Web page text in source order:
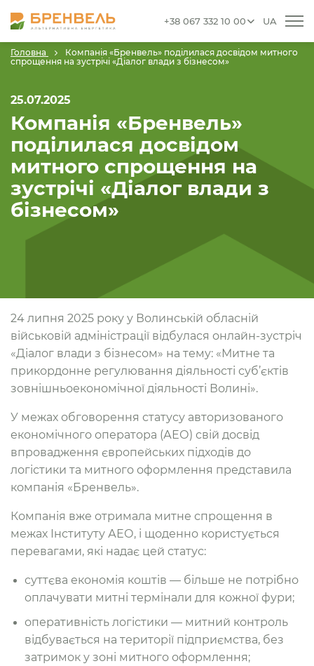
+38 067 332 10 00 UA
Головна
Компанія «Бренвель» поділилася досвідом митного
спрощення на зустрічі «Діалог влади з бізнесом»
25.07.2025
Компанія «Бренвель»
поділилася досвідом
митного спрощення на
зустрічі «Діалог влади з
бізнесом»
24 липня 2025 року у Волинській обласній
військовій адміністрації відбулася онлайн-зустріч
«Діалог влади з бізнесом» на тему: «Митне та
прикордонне регулювання діяльності суб’єктів
зовнішньоекономічної діяльності Волині».
У межах обговорення статусу авторизованого
економічного оператора (АЕО) свій досвід
впровадження європейських підходів до
логістики та митного оформлення представила
компанія «Бренвель».
Компанія вже отримала митне спрощення в
межах Інституту АЕО, і щоденно користується
перевагами, які надає цей статус:
суттєва економія коштів — більше не потрібно
оплачувати митні термінали для кожної фури;
оперативність логістики — митний контроль
відбувається на території підприємства, без
затримок у зоні митного оформлення;